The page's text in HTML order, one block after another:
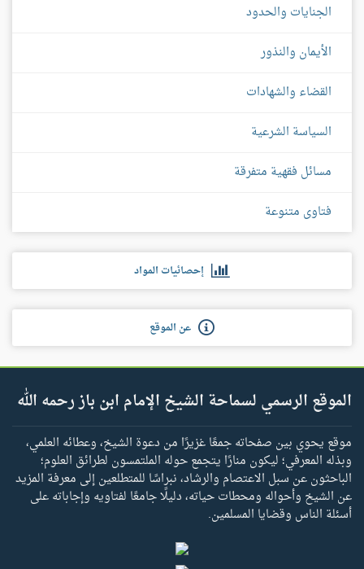
الجنايات والحدود
الأيمان والنذور
القضاء والشهادات
السياسة الشرعية
مسائل فقهية متفرقة
فتاوى متنوعة
إحصائيات المواد
عن الموقع
الموقع الرسمي لسماحة الشيخ الإمام ابن باز رحمه الله
موقع يحوي بين صفحاته جمعًا غزيرًا من دعوة الشيخ، وعطائه العلمي،
وبذله المعرفي؛ ليكون منارًا يتجمع حوله الملتمسون لطرائق العلوم؛
الباحثون عن سبل الاعتصام والرشاد، نبراسًا للمتطلعين إلى معرفة المزيد
عن الشيخ وأحواله ومحطات حياته، دليلًا جامعًا لفتاويه وإجاباته على
أسئلة الناس وقضايا المسلمين.